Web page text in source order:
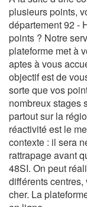
plusieurs points,
département 92 -
points ? Notre
plateforme met à
aptes à vous
objectif est de
sorte que vos
nombreux stages
partout sur la
réactivité est le
contexte : il sera
rattrapage avant
48SI. On peut
différents
cher. La